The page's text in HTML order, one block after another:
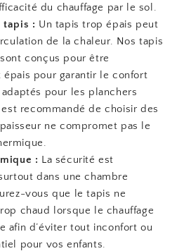
du chauffage par le sol.
tapis : Un tapis trop épais peut
de la chaleur. Nos tapis
conçus pour être
épais pour garantir le confort
pour les planchers
recommandé de choisir des
ne compromet pas le
: La sécurité est
dans une chambre
vous que le tapis ne
chaud lorsque le chauffage
afin d’éviter tout inconfort ou
pour vos enfants.